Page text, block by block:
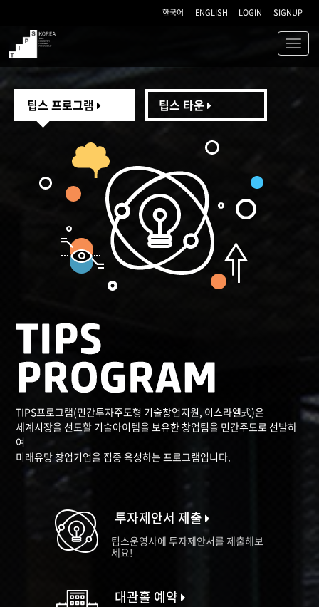
한국어 ENGLISH LOGIN SIGNUP
TIPS
팁스 프로그램 팁스 타운
TIPS프로그램(민간투자주도형 기술창업지원, 이스라엘式)은
세계시장을 선도할 기술아이템을 보유한 창업팀을 민간주도로 선발하
여
미래유망 창업기업을 집중 육성하는 프로그램입니다.
투자제안서 제출
팁스운영사에 투자제안서를 제출해보
세요!
대관홀 예약